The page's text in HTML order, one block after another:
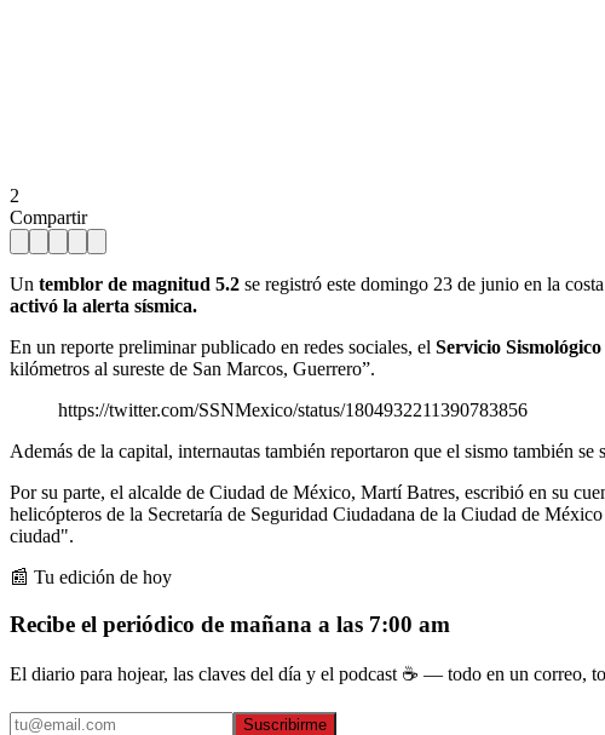
2
Compartir
Un temblor de magnitud 5.2 se registró este domingo 23 de junio en la
activó la alerta sísmica.
En un reporte preliminar publicado en redes sociales, el Servicio
kilómetros al sureste de San Marcos, Guerrero”.
https://twitter.com/SSNMexico/status/1804932211390783856
Además de la capital, internautas también reportaron que el sismo también
Por su parte, el alcalde de Ciudad de México, Martí Batres, escribió en su
helicópteros de la Secretaría de Seguridad Ciudadana de la Ciudad de
ciudad".
📰 Tu edición de hoy
Recibe el periódico de mañana a las 7:00 am
El diario para hojear, las claves del día y el podcast ☕ — todo en un correo,
Suscribirme